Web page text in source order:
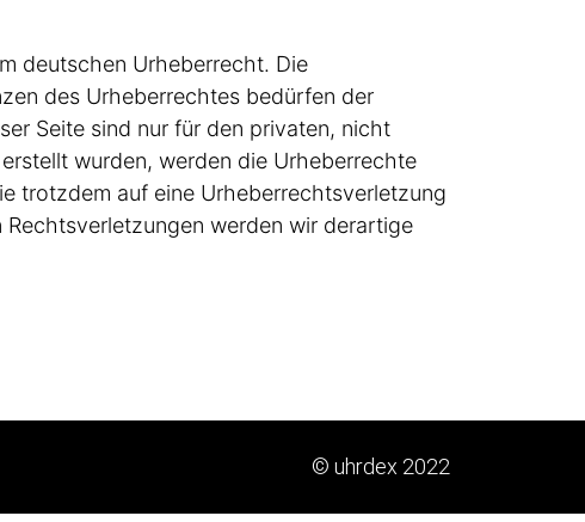
deutschen Urheberrecht. Die
des Urheberrechtes bedürfen der
Seite sind nur für den privaten, nicht
wurden, werden die Urheberrechte
trotzdem auf eine Urheberrechtsverletzung
werden wir derartige
© uhrdex 2022